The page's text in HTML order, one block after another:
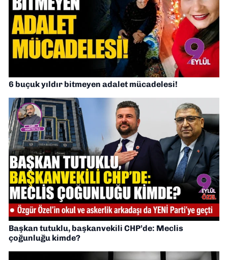
6 buçuk yıldır bitmeyen adalet mücadelesi!
Başkan tutuklu, başkanvekili CHP’de: Meclis
çoğunluğu kimde?